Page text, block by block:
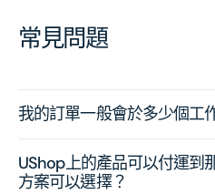
常見問題
我的訂單一般會於多少個工
UShop上的產品可以付運到
方案可以選擇？